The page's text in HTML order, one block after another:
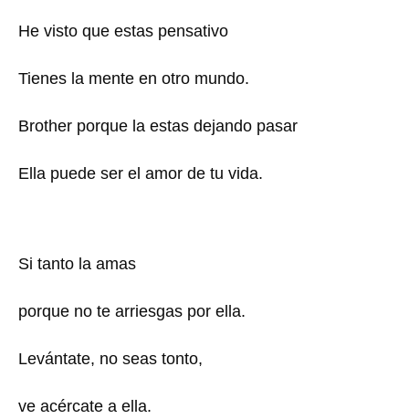
He visto que estas pensativo
Tienes la mente en otro mundo.
Brother porque la estas dejando pasar
Ella puede ser el amor de tu vida.
Si tanto la amas
porque no te arriesgas por ella.
Levántate, no seas tonto,
ve acércate a ella.